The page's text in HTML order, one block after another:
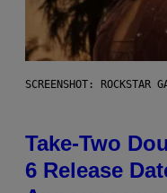
SCREENSHOT: ROCKSTAR
Take-Two
6 Release